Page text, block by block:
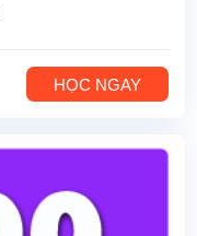
HỌC NGAY